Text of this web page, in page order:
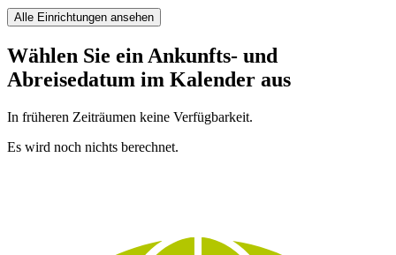
Alle Einrichtungen ansehen
Wählen Sie ein Ankunfts- und
Abreisedatum im Kalender aus
In früheren Zeiträumen keine Verfügbarkeit.
Es wird noch nichts berechnet.